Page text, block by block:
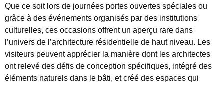
Que ce soit lors de journées portes ouvertes spéciales ou
grâce à des événements organisés par des institutions
culturelles, ces occasions offrent un aperçu rare dans
l’univers de l’architecture résidentielle de haut niveau. Les
visiteurs peuvent apprécier la manière dont les architectes
ont relevé des défis de conception spécifiques, intégré des
éléments naturels dans le bâti, et créé des espaces qui